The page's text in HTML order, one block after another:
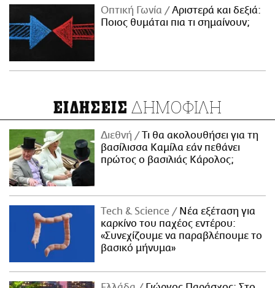
Οπτική Γωνία
Αριστερά και δεξιά:
Ποιος θυμάται πια τι σημαίνουν;
ΕΙΔΗΣΕΙΣ ΔΗΜΟΦΙΛΗ
Διεθνή
Τι θα ακολουθήσει για τη
βασίλισσα Καμίλα εάν πεθάνει
πρώτος ο βασιλιάς Κάρολος;
Τech & Science
Νέα εξέταση για
καρκίνο του παχέος εντέρου:
«Συνεχίζουμε να παραβλέπουμε το
βασικό μήνυμα»